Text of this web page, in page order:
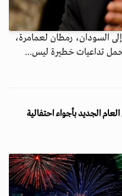
السودان، رمطان لعمامرة،
تداعيات خطيرة ليس...
الجديد بأجواء احتفالية